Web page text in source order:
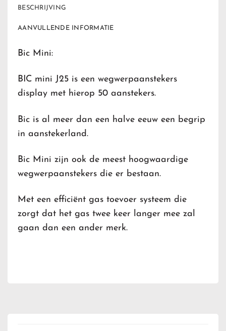
BESCHRIJVING
AANVULLENDE INFORMATIE
Bic Mini:
BIC mini J25 is een wegwerpaanstekers
display met hierop 50 aanstekers.
Bic is al meer dan een halve eeuw een begrip
in aanstekerland.
Bic Mini zijn ook de meest hoogwaardige
wegwerpaanstekers die er bestaan.
Met een efficiënt gas toevoer systeem die
zorgt dat het gas twee keer langer mee zal
gaan dan een ander merk.